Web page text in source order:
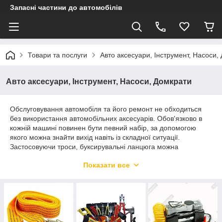
Запасні частини до автомобілів
Товари та послуги Авто аксесуари, Інструмент, Насоси,
Авто аксесуари, Інструмент, Насоси, Домкрати
Обслуговування автомобіля та його ремонт не обходиться
без використання автомобільних аксесуарів. Обов'язково в
кожній машині повинен бути певний набір, за допомогою
якого можна знайти вихід навіть із складної ситуації.
Застосовуючи троси, буксирувальні ланцюга можна
використанням інструментів, насосів, домкратів виконати
Переваги автомобільних аксесуарів,
Показати все